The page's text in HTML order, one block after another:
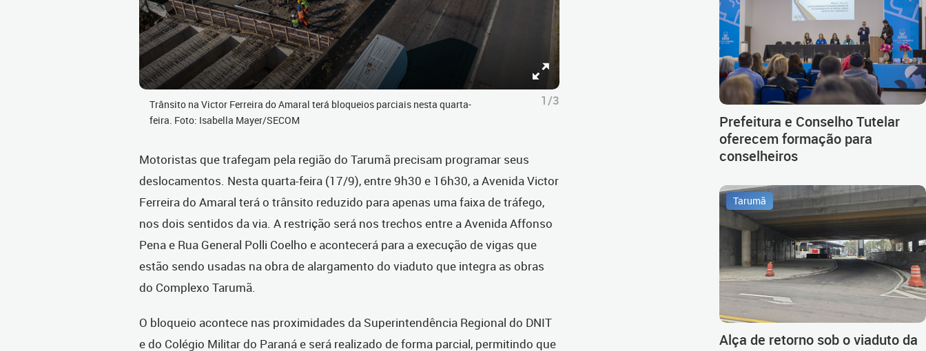
Trânsito na Victor Ferreira do Amaral terá bloqueios parciais nesta quarta-
feira. Foto: Isabella Mayer/SECOM
1/3
Motoristas que trafegam pela região do Tarumã precisam programar seus
deslocamentos. Nesta quarta-feira (17/9), entre 9h30 e 16h30, a Avenida Victor
Ferreira do Amaral terá o trânsito reduzido para apenas uma faixa de tráfego,
nos dois sentidos da via. A restrição será nos trechos entre a Avenida Affonso
Pena e Rua General Polli Coelho e acontecerá para a execução de vigas que
estão sendo usadas na obra de alargamento do viaduto que integra as obras
do Complexo Tarumã.
O bloqueio acontece nas proximidades da Superintendência Regional do DNIT
e do Colégio Militar do Paraná e será realizado de forma parcial, permitindo que
Prefeitura e Conselho Tutelar
oferecem formação para
conselheiros
Tarumã
Alça de retorno sob o viaduto da